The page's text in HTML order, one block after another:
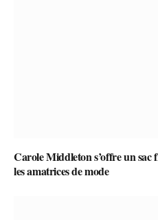
Carole Middleton s’offre un sac
les amatrices de mode